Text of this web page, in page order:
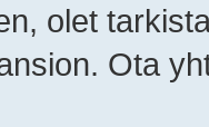
olet
Ota